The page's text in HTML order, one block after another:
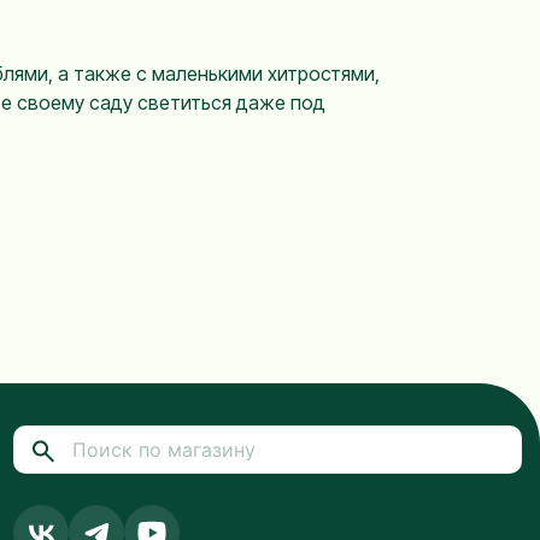
а также с маленькими хитростями,
своему саду светиться даже под